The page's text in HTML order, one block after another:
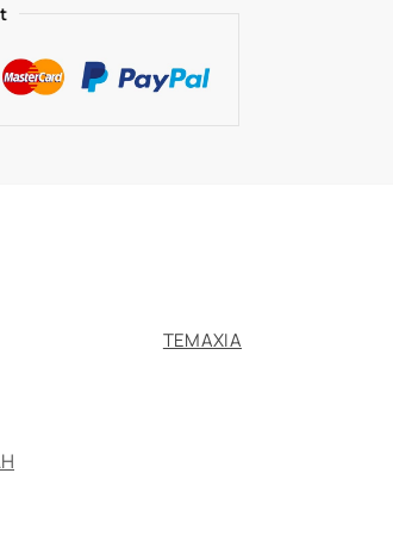
ΤΕΜΑΧΙΑ